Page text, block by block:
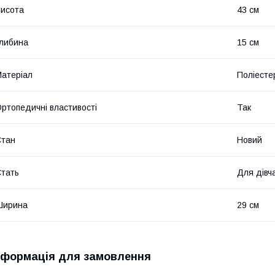
43 см
15 см
властивості Так
Новий
Для
29 см
для замовлення